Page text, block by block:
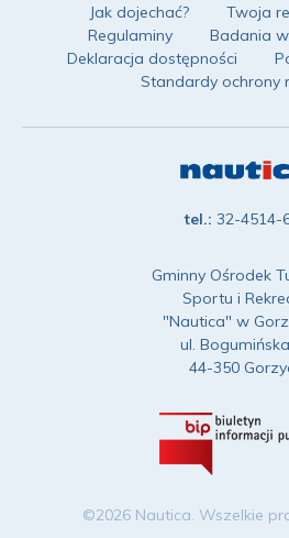
Jak dojechać? Twoja
Regulaminy
Badania
Deklaracja dostępności
Standardy ochrony
tel.: 32-4514-
Gminny Ośrodek
Sportu i
"Nautica" w
ul.
44-350
©2026 Nautica. Wszelkie